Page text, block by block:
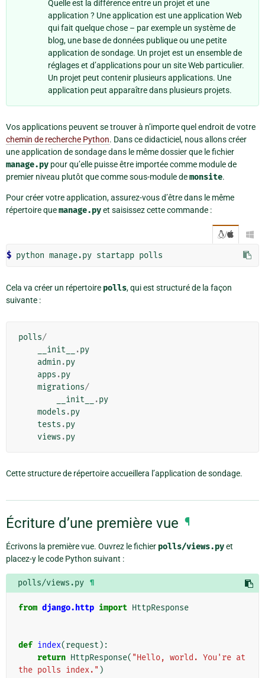
Quelle est la différence entre un projet et une
application ? Une application est une application Web
qui fait quelque chose – par exemple un système de
blog, une base de données publique ou une petite
application de sondage. Un projet est un ensemble de
réglages et d’applications pour un site Web particulier.
Un projet peut contenir plusieurs applications. Une
application peut apparaître dans plusieurs projets.
Vos applications peuvent se trouver à n’importe quel endroit de votre
chemin de recherche Python. Dans ce didacticiel, nous allons créer
une application de sondage dans le même dossier que le fichier
manage.py pour qu’elle puisse être importée comme module de
premier niveau plutôt que comme sous-module demonsite.
Pour créer votre application, assurez-vous d’être dans le même
répertoire quemanage.pyet saisissez cette commande :
/ 
$
Cela va créer un répertoire polls, qui est structuré de la façon
suivante :
polls/
__init__
.py
admin .py
apps .py
migrations/
__init__
.py
models .py
tests .py
views .py
Cette structure de répertoire accueillera l’application de sondage.
Écriture d’une première vue ¶
Écrivons la première vue. Ouvrez le fichier polls/views.pyet
placez-y le code Python suivant :
polls/views.py ¶
from django.http import HttpResponse
def index(request ):
return HttpResponse( "Hello, world. You're at
the polls index." )